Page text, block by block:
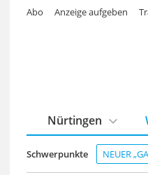
Schwerpunkte NEUER
Nürtingen
Abo Anzeige aufgeben